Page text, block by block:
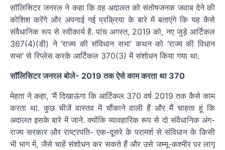
सॉलिसिटर जनरल ने कहा कि वह अदालत को संतोषजनक जवाब देने की
कोशिश करेंगे और अपनाई गई प्रक्रिया के बारे में बताएंगे कि यह कैसे
संवैधानिक रूप से स्वीकार्य है. पांच अगस्त, 2019 को, नए जुड़े आर्टिकल
367(4)(डी) ने ‘राज्य की संविधान सभा’ कथन को ‘राज्य की विधान
सभा’ से रिप्लेस करके आर्टिकल 370(3) में संशोधन किया गया था.
सॉलिसिटर जनरल बोले- 2019 तक ऐसे काम करता था 370
मेहता ने कहा, ‘मैं दिखाऊंगा कि आर्टिकल 370 वर्ष 2019 तक कैसे काम
करता था. कुछ चीजें वास्तव में चौंकाने वाली हैं और मैं चाहता हूं कि
अदालत इसके बारे में जाने. क्योंकि व्यावहारिक रूप से दो संवैधानिक अंग-
राज्य सरकार और राष्ट्रपति- एक-दूसरे के परामर्श से संविधान के किसी
भी भाग में, जैसे चाहें संशोधन कर सकते हैं और उसे जम्मू-कश्मीर पर लागू